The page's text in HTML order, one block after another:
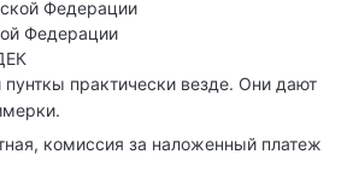
Федерации
практически везде. Они дают
комиссия за наложенный платеж